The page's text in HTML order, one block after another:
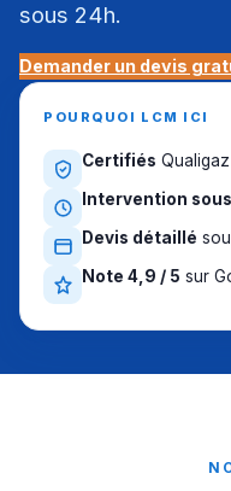
sous 24h.
Demander un devis
POURQUOI LCM ICI
Certifiés
Intervention
Devis détaillé
Note 4,9 / 5 sur